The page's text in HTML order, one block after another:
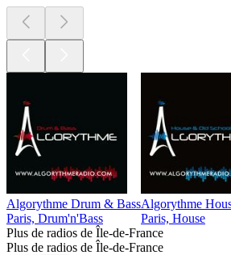
Algorythme Drum & Bass
Paris, Drum'n'Bass
Algorythme
Paris, House
Plus de radios de Île-de-France
Plus de radios de Île-de-France